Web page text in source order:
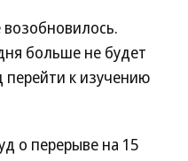
больше не будет
перейти к изучению
о перерыве на 15